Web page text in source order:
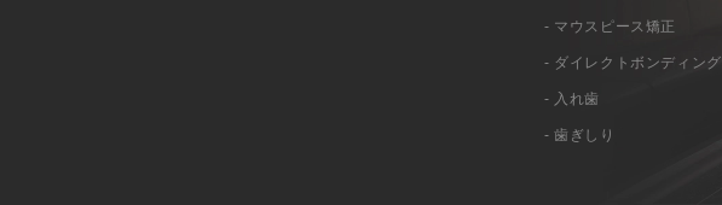
- マウスピース矯正
- ダイレクトボンディング
- 入れ歯
- 歯ぎしり